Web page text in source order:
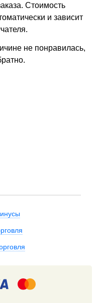
Стоимость
и зависит
не понравилась,